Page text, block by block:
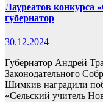
Лауреатов конкурса
губернатор
30.12.2024
Губернатор Андрей
Законодательного
Шимкив наградили
«Сельский учитель